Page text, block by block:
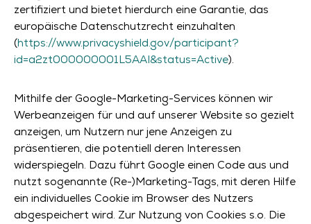
zertifiziert und bietet hierdurch eine Garantie, das
europäische Datenschutzrecht einzuhalten
(https://www.privacyshield.gov/participant?
id=a2zt000000001L5AAI&status=Active).
Mithilfe der Google-Marketing-Services können wir
Werbeanzeigen für und auf unserer Website so gezielt
anzeigen, um Nutzern nur jene Anzeigen zu
präsentieren, die potentiell deren Interessen
widerspiegeln. Dazu führt Google einen Code aus und
nutzt sogenannte (Re-)Marketing-Tags, mit deren Hilfe
ein individuelles Cookie im Browser des Nutzers
abgespeichert wird. Zur Nutzung von Cookies s.o. Die